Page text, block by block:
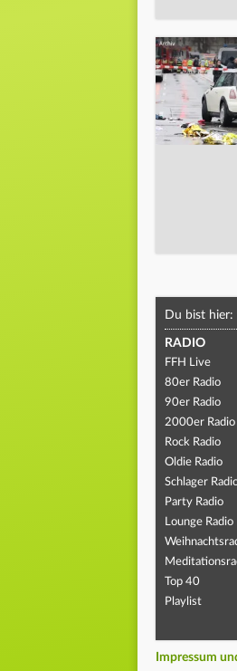
Du bist hier:
RADIO
FFH Live
80er Radio
90er Radio
2000er Radio
Rock Radio
Oldie Radio
Schlager
Party Radio
Lounge Radio
Top 40
Playlist
Impressum